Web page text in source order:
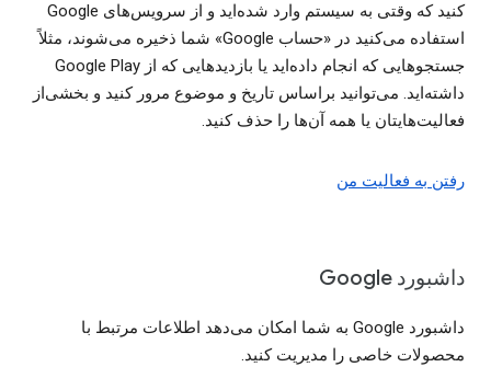
کنید که وقتی به سیستم وارد شده‌اید و از سرویس‌های Google
استفاده می‌کنید در «حساب Google» شما ذخیره می‌شوند، مثلاً
جستجوهایی که انجام داده‌اید یا بازدیدهایی که از Google Play
داشته‌اید. می‌توانید براساس تاریخ و موضوع مرور کنید و بخشی‌از
فعالیت‌هایتان یا همه آن‌ها را حذف کنید.
رفتن به فعالیت من
داشبورد Google
داشبورد Google به شما امکان می‌دهد اطلاعات مرتبط با
محصولات خاصی را مدیریت کنید.